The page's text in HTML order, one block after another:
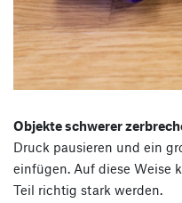
Objekte schwerer
Druck pausieren und ein
einfügen. Auf diese Weise
Teil richtig stark werden.